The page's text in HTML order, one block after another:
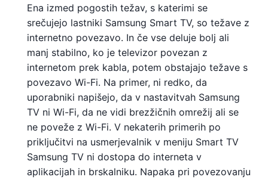
Ena izmed pogostih težav, s katerimi se
srečujejo lastniki Samsung Smart TV, so težave z
internetno povezavo. In če vse deluje bolj ali
manj stabilno, ko je televizor povezan z
internetom prek kabla, potem obstajajo težave s
povezavo Wi-Fi. Na primer, ni redko, da
uporabniki napišejo, da v nastavitvah Samsung
TV ni Wi-Fi, da ne vidi brezžičnih omrežij ali se
ne poveže z Wi-Fi. V nekaterih primerih po
priključitvi na usmerjevalnik v meniju Smart TV
Samsung TV ni dostopa do interneta v
aplikacijah in brskalniku. Napaka pri povezovanju